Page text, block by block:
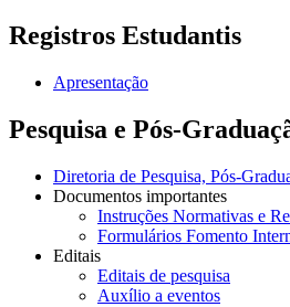
Registros Estudantis
Apresentação
Pesquisa e Pós-
Diretoria de Pesquisa, Pós-
Documentos importantes
Instruções Normativas e
Formulários Fomento
Editais
Editais de pesquisa
Auxílio a eventos